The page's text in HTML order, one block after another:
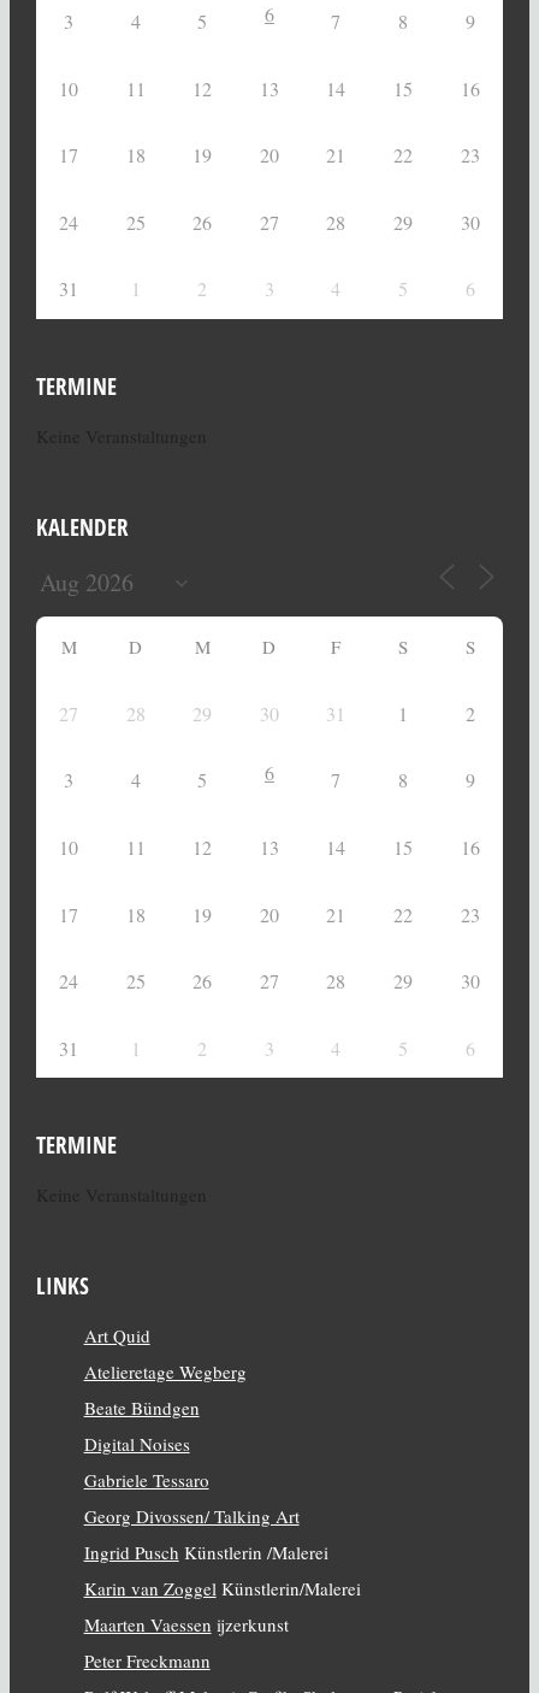
3 4 5 6 7 8 9
10 11 12 13 14 15 16
17 18 19 20 21 22 23
24 25 26 27 28 29 30
31 1 2 3 4 5 6
TERMINE
KALENDER
M D M D F S S
27 28 29 30 31 1 2
3 4 5 6 7 8 9
10 11 12 13 14 15 16
17 18 19 20 21 22 23
24 25 26 27 28 29 30
31 1 2 3 4 5 6
TERMINE
LINKS
Art Quid
Atelieretage Wegberg
Beate Bündgen
Digital Noises
Gabriele Tessaro
Georg Divossen/ Talking Art
Ingrid Pusch Künstlerin /Malerei
Karin van ZoggelKünstlerin/Malerei
Maarten Vaessen ijzerkunst
Peter Freckmann